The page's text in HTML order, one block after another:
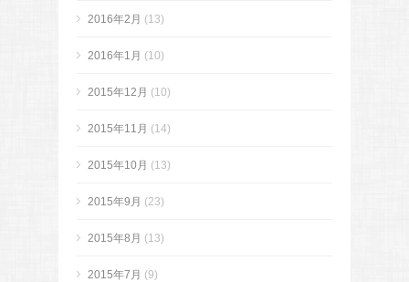
2016年2月 (13)
2016年1月 (10)
2015年12月 (10)
2015年11月 (14)
2015年10月 (13)
2015年9月 (23)
2015年8月 (13)
2015年7月 (9)